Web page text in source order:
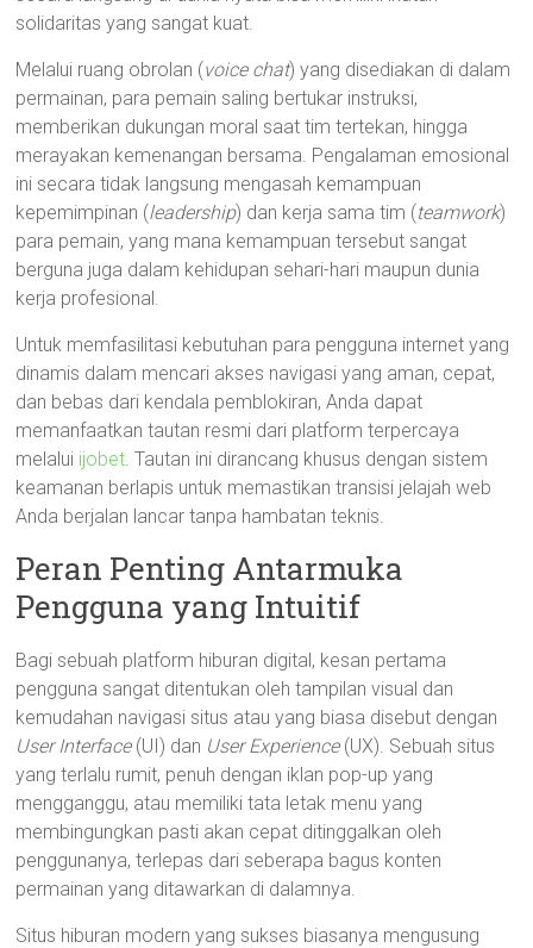
solidaritas yang sangat kuat.
Melalui ruang obrolan (voice chat) yang disediakan di dalam
permainan, para pemain saling bertukar instruksi,
memberikan dukungan moral saat tim tertekan, hingga
merayakan kemenangan bersama. Pengalaman emosional
ini secara tidak langsung mengasah kemampuan
kepemimpinan (leadership) dan kerja sama tim (teamwork)
para pemain, yang mana kemampuan tersebut sangat
berguna juga dalam kehidupan sehari-hari maupun dunia
kerja profesional.
Untuk memfasilitasi kebutuhan para pengguna internet yang
dinamis dalam mencari akses navigasi yang aman, cepat,
dan bebas dari kendala pemblokiran, Anda dapat
memanfaatkan tautan resmi dari platform terpercaya
melalui ijobet. Tautan ini dirancang khusus dengan sistem
keamanan berlapis untuk memastikan transisi jelajah web
Anda berjalan lancar tanpa hambatan teknis.
Peran Penting Antarmuka
Pengguna yang Intuitif
Bagi sebuah platform hiburan digital, kesan pertama
pengguna sangat ditentukan oleh tampilan visual dan
kemudahan navigasi situs atau yang biasa disebut dengan
User Interface(UI) dan User Experience(UX). Sebuah situs
yang terlalu rumit, penuh dengan iklan pop-up yang
mengganggu, atau memiliki tata letak menu yang
membingungkan pasti akan cepat ditinggalkan oleh
penggunanya, terlepas dari seberapa bagus konten
permainan yang ditawarkan di dalamnya.
Situs hiburan modern yang sukses biasanya mengusung